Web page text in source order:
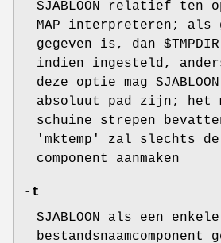
SJABLOON relatief ten
MAP interpreteren; als
gegeven is, dan
indien ingesteld,
deze optie mag
absoluut pad zijn; het
schuine strepen
'mktemp' zal slechts
component aanmaken
-t
SJABLOON als een enkele
bestandsnaamcomponent